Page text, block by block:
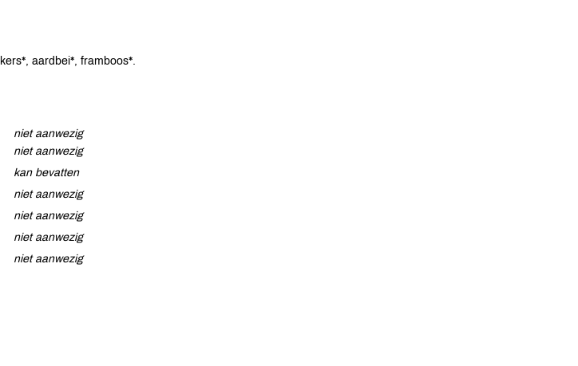
aardbei*, framboos*.
niet aanwezig
niet aanwezig
kan bevatten
niet aanwezig
niet aanwezig
niet aanwezig
niet aanwezig